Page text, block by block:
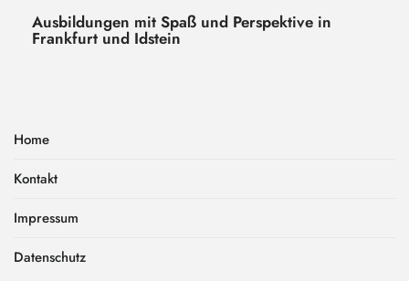
Ausbildungen mit Spaß und Perspektive in
Frankfurt und Idstein
Home
Kontakt
Impressum
Datenschutz